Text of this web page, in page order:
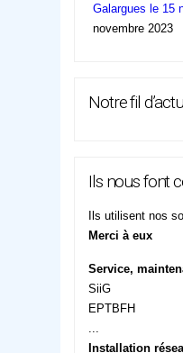
Galargues le 15
novembre 2023
Notre fil
Ils nous font
Ils utilisent nos
Merci à eux
Service,
SiiG
EPTBFH
Installation